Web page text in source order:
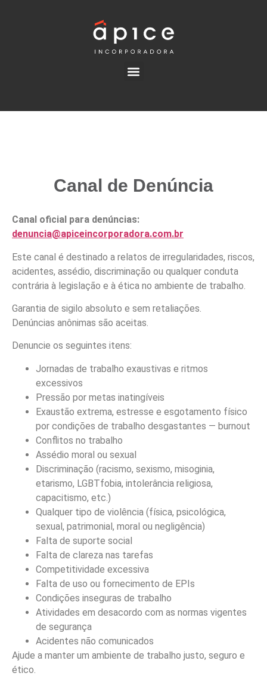
Canal de Denúncia
Canal oficial para denúncias:
denuncia@apiceincorporadora.com.br
Este canal é destinado a relatos de irregularidades, riscos,
acidentes, assédio, discriminação ou qualquer conduta
contrária à legislação e à ética no ambiente de trabalho.
Garantia de sigilo absoluto e sem retaliações.
Denúncias anônimas são aceitas.
Denuncie os seguintes itens:
Jornadas de trabalho exaustivas e ritmos
excessivos
Pressão por metas inatingíveis
Exaustão extrema, estresse e esgotamento físico
por condições de trabalho desgastantes — burnout
Conflitos no trabalho
Assédio moral ou sexual
Discriminação (racismo, sexismo, misoginia,
etarismo, LGBTfobia, intolerância religiosa,
capacitismo, etc.)
Qualquer tipo de violência (física, psicológica,
sexual, patrimonial, moral ou negligência)
Falta de suporte social
Falta de clareza nas tarefas
Competitividade excessiva
Falta de uso ou fornecimento de EPIs
Condições inseguras de trabalho
Atividades em desacordo com as normas vigentes
de segurança
Acidentes não comunicados
Ajude a manter um ambiente de trabalho justo, seguro e
ético.